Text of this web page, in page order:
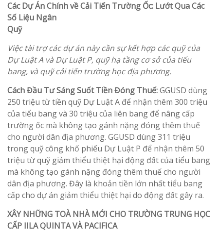
Các Dự Án Chính về Cải Tiến Trường Ốc: Lướt Qua Các
Số Liệu Ngân
Việc tài trợ các dự án này cần sự kết hợp các quỹ của
Dự Luật A và Dự Luật P, quỹ hạ tầng cơ sở của tiểu
bang, và quỹ cải tiến trường học địa phương.
Cách Đầu Tư Sáng Suốt Tiền Đóng Thuế:GGUSD dùng
250 triệu từ tiền quỹ Dự Luật A để nhận thêm 300 triệu
của tiểu bang và 30 triệu của liên bang để nâng cấp
trường ốc mà không tạo gánh nặng đóng thêm thuế
cho người dân địa phương. GGUSD dùng 311 triệu
trong quỹ công khố phiếu Dự Luật P để nhận thêm 50
triệu từ quỹ giảm thiểu thiệt hại động đất của tiểu bang
mà không tạo gánh nặng đóng thêm thuế cho người
dân địa phương. Đây là khoản tiền lớn nhất tiểu bang
cấp cho dự án giảm thiểu thiệt hại do động đất gây ra.
XÂY NHỮNG TOÀ NHÀ MỚI CHO TRƯỜNG TRUNG HỌC
CẤP IILA QUINTA VÀ PACIFICA